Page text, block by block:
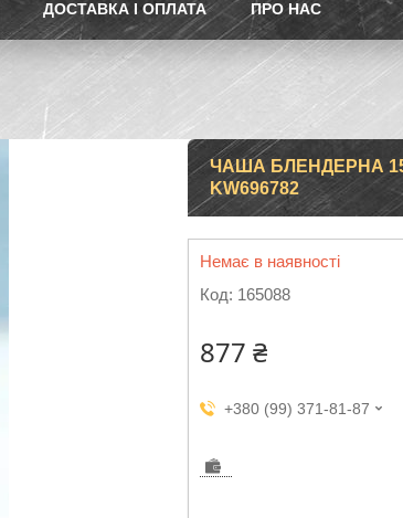
ДОСТАВКА І ОПЛАТА ПРО НАС
ЧАША БЛЕНДЕРНА
KW696782
Немає в наявності
Код: 165088
877 ₴
+380 (99) 371-81-87